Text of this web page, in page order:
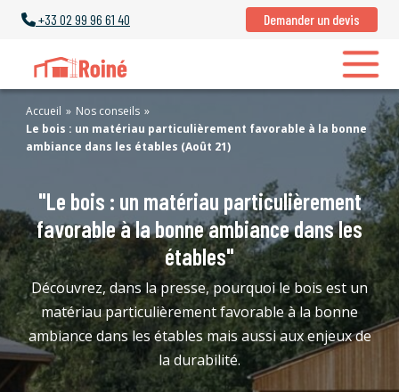
+33 02 99 96 61 40 Demander un devis
"Le bois : un matériau particulièrement
favorable à la bonne ambiance dans les
étables"
Découvrez, dans la presse, pourquoi le bois est un
matériau particulièrement favorable à la bonne
ambiance dans les étables mais aussi aux enjeux de
la durabilité.
Accueil » Nos conseils »
Le bois : un matériau particulièrement favorable à la bonne
ambiance dans les étables (Août 21)